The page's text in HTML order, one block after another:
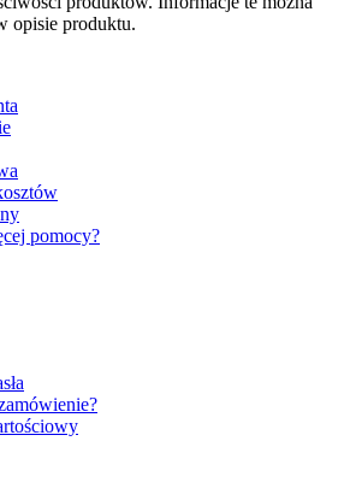
opisie produktu.
pomocy?